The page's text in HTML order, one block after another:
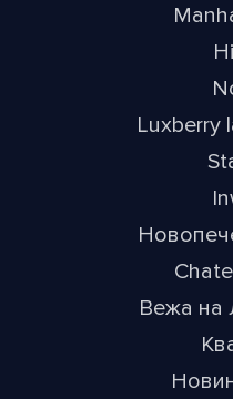
Luxberry
Вежа на